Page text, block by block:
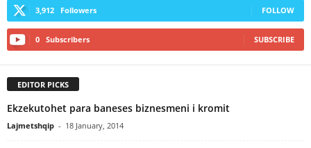
3,912 Followers FOLLOW
0 Subscribers SUBSCRIBE
EDITOR PICKS
Ekzekutohet para baneses biznesmeni i kromit
Lajmetshqip - 18 January, 2014